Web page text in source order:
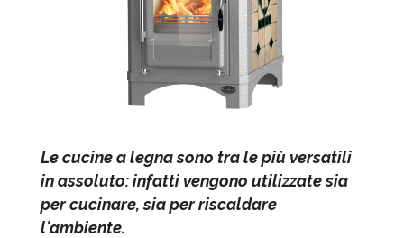
Le cucine a legna sono tra le più versatili
in assoluto: infatti vengono utilizzate sia
per cucinare, sia per riscaldare
l'ambiente.